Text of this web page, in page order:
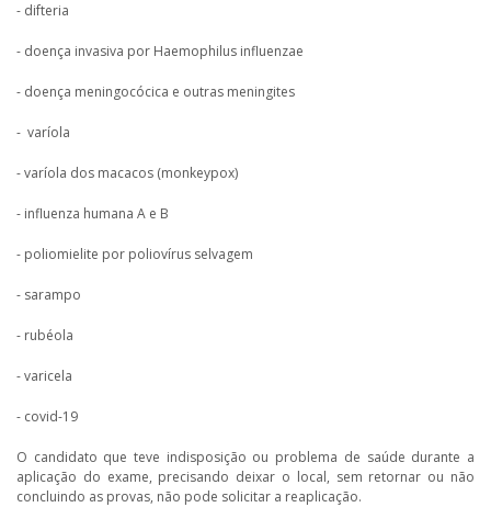
- difteria
- doença invasiva por Haemophilus influenzae
- doença meningocócica e outras meningites
- varíola
- varíola dos macacos (monkeypox)
- influenza humana A e B
- poliomielite por poliovírus selvagem
- sarampo
- rubéola
- varicela
- covid-19
O candidato que teve indisposição ou problema de saúde durante a
aplicação do exame, precisando deixar o local, sem retornar ou não
concluindo as provas, não pode solicitar a reaplicação.